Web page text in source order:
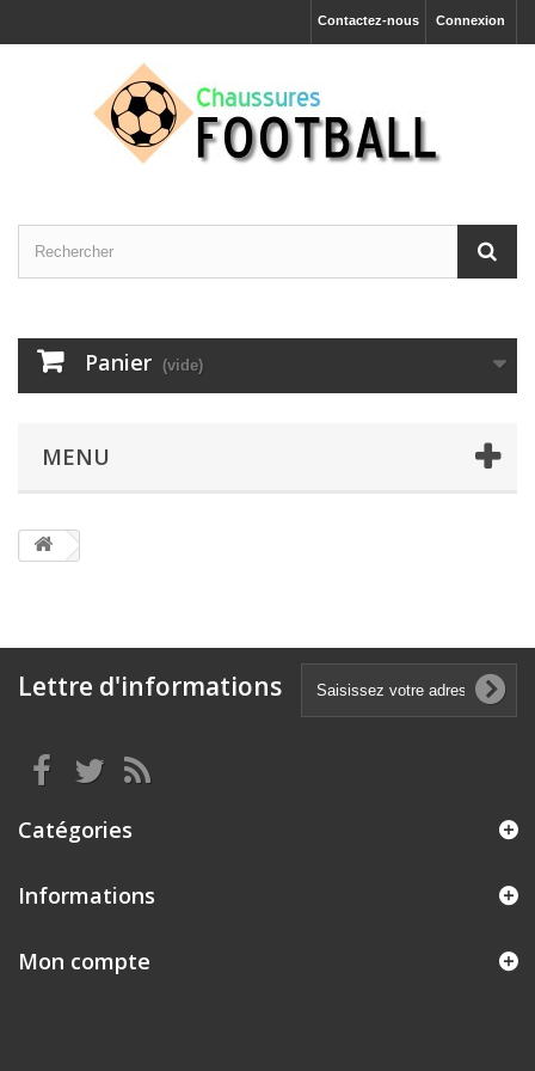
Connexion
Contactez-nous
Panier (vide)
MENU
Lettre d'informations
Catégories
Informations
Mon compte